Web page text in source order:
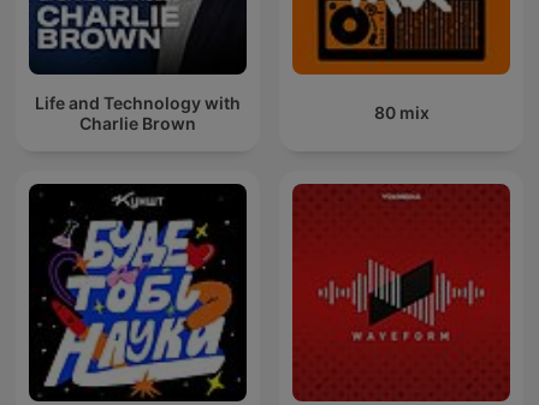
Life and Technology with
Charlie Brown
80 mix